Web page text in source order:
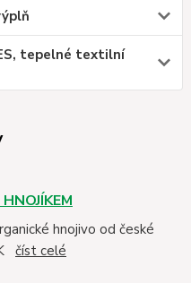
tepelné textilní
hnojivo od české
číst celé